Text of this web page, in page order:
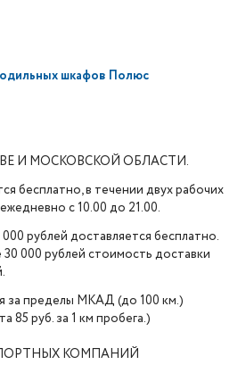
шкафов Полюс
И МОСКОВСКОЙ ОБЛАСТИ.
бесплатно, в течении двух рабочих
с 10.00 до 21.00.
рублей доставляется бесплатно.
000 рублей стоимость доставки
за пределы МКАД (до 100 км.)
85 руб. за 1 км пробега.)
КОМПАНИЙ